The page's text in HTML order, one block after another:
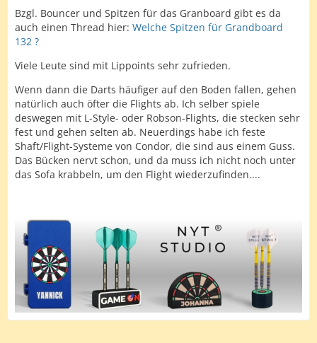
Bzgl. Bouncer und Spitzen für das Granboard gibt es da
auch einen Thread hier: Welche Spitzen für Grandboard
132 ?
Viele Leute sind mit Lippoints sehr zufrieden.
Wenn dann die Darts häufiger auf den Boden fallen, gehen
natürlich auch öfter die Flights ab. Ich selber spiele
deswegen mit L-Style- oder Robson-Flights, die stecken sehr
fest und gehen selten ab. Neuerdings habe ich feste
Shaft/Flight-Systeme von Condor, die sind aus einem Guss.
Das Bücken nervt schon, und da muss ich nicht noch unter
das Sofa krabbeln, um den Flight wiederzufinden....